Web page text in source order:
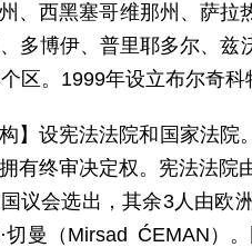
、西黑塞哥维那州、萨拉
多博伊、普里耶多尔、
区。1999年设立布尔奇科
构】设宪法法院和国家法
有终审决定权。宪法法院
议会选出，其余3人由欧
切曼（Mirsad ĆEMAN）